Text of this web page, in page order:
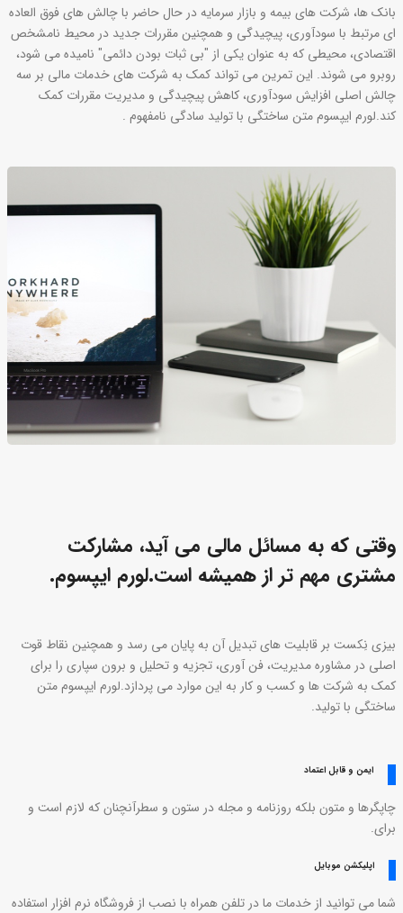
بانک ها، شرکت های بیمه و بازار سرمایه در حال حاضر با چالش های فوق العاده
ای مرتبط با سودآوری، پیچیدگی و همچنین مقررات جدید در محیط نامشخص
اقتصادی، محیطی که به عنوان یکی از "بی ثبات بودن دائمی" نامیده می شود،
روبرو می شوند. این تمرین می تواند کمک به شرکت های خدمات مالی بر سه
چالش اصلی افزایش سودآوری، کاهش پیچیدگی و مدیریت مقررات کمک
کند.لورم ایپسوم متن ساختگی با تولید سادگی نامفهوم .
وقتی که به مسائل مالی می آید، مشارکت
مشتری مهم تر از همیشه است.لورم ایپسوم.
بیزی نِکست بر قابلیت های تبدیل آن به پایان می رسد و همچنین نقاط قوت
اصلی در مشاوره مدیریت، فن آوری، تجزیه و تحلیل و برون سپاری را برای
کمک به شرکت ها و کسب و کار به این موارد می پردازد.لورم ایپسوم متن
ساختگی با تولید.
ایمن و قابل اعتماد
چاپگرها و متون بلکه روزنامه و مجله در ستون و سطرآنچنان که لازم است و
برای.
اپلیکشن موبایل
شما می توانید از خدمات ما در تلفن همراه با نصب از فروشگاه نرم افزار استفاده